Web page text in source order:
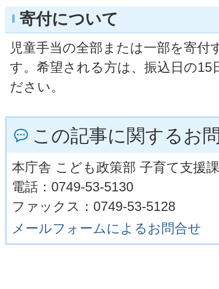
寄付について
児童手当の全部または一部を寄付
す。希望される方は、振込日の15
ださい。
この記事に関するお
本庁舎 こども政策部 子育て支援課
電話：0749-53-5130
ファックス：0749-53-5128
メールフォームによるお問合せ